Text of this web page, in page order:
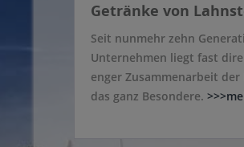
Getränke von
Seit nunmehr zehn
Unternehmen liegt fast
enger Zusammenarbeit
das ganz Besondere.